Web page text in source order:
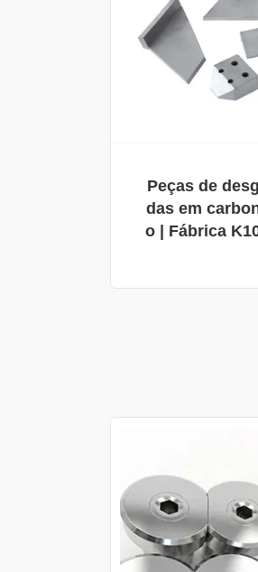
Peças de
das em
o | Fábrica